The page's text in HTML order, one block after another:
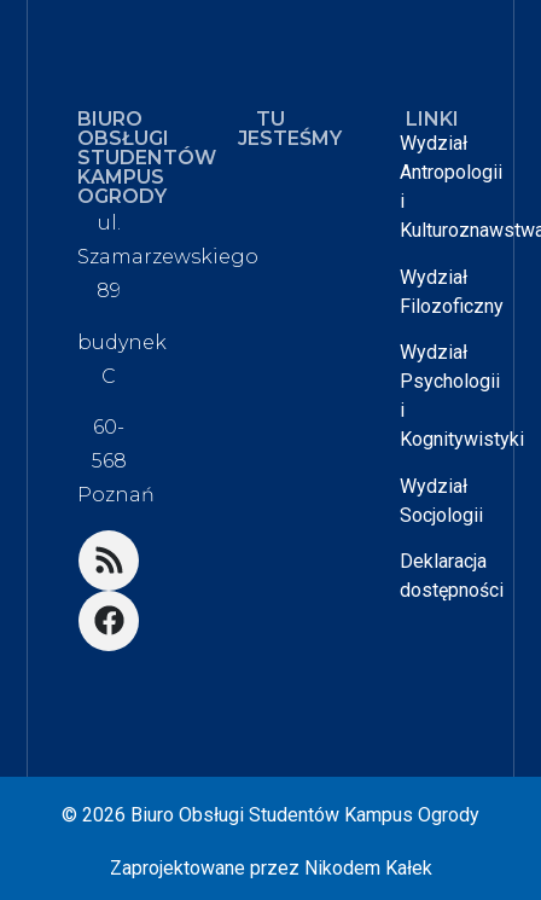
BIURO
OBSŁUGI
STUDENTÓW
KAMPUS
OGRODY
ul.
Szamarzewskiego
89
budynek
C
60-
568
Poznań
TU
JESTEŚMY
LINKI
Wydział
Antropologii
i
Wydział
Filozoficzny
Wydział
Psychologii
i
Kognitywistyki
Wydział
Socjologii
Deklaracja
dostępności
© 2026 Biuro Obsługi Studentów Kampus Ogrody
Zaprojektowane przez Nikodem Kałek